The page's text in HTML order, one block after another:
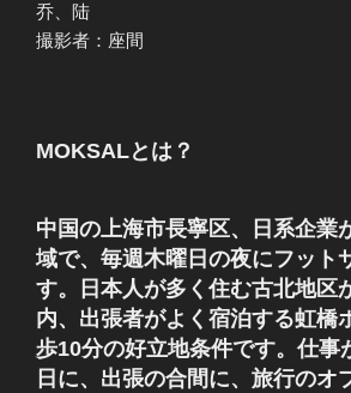
乔、陆
撮影者：座間
MOKSALとは？
中国の上海市長寧区、日系企業
域で、毎週木曜日の夜にフット
す。日本人が多く住む古北地区
内、出張者がよく宿泊する虹橋
歩10分の好立地条件です。仕事
日に、出張の合間に、旅行のオ